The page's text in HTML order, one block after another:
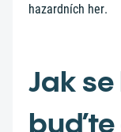
hazardních her.
Jak
buďte